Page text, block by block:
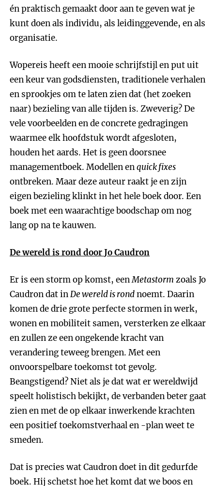
én praktisch gemaakt door aan te geven wat je
kunt doen als individu, als leidinggevende, en als
organisatie.
Wopereis heeft een mooie schrijfstijl en put uit
een keur van godsdiensten, traditionele verhalen
en sprookjes om te laten zien dat (het zoeken
naar) bezieling van alle tijden is. Zweverig? De
vele voorbeelden en de concrete gedragingen
waarmee elk hoofdstuk wordt afgesloten,
houden het aards. Het is geen doorsnee
managementboek. Modellen enquick fixes
ontbreken. Maar deze auteur raakt je en zijn
eigen bezieling klinkt in het hele boek door. Een
boek met een waarachtige boodschap om nog
lang op na te kauwen.
De wereld is rond doorJo Caudron
Er is een storm op komst, eenMetastorm zoals Jo
Caudron dat inDe wereld is rondnoemt. Daarin
komen de drie grote perfecte stormen in werk,
wonen en mobiliteit samen, versterken ze elkaar
en zullen ze een ongekende kracht van
verandering teweeg brengen. Met een
onvoorspelbare toekomst tot gevolg.
Beangstigend? Niet als je dat wat er wereldwijd
speelt holistisch bekijkt, de verbanden beter gaat
zien en met de op elkaar inwerkende krachten
een positief toekomstverhaal en -plan weet te
smeden.
Dat is precies wat Caudron doet in dit gedurfde
boek. Hij schetst hoe het komt dat we boos en